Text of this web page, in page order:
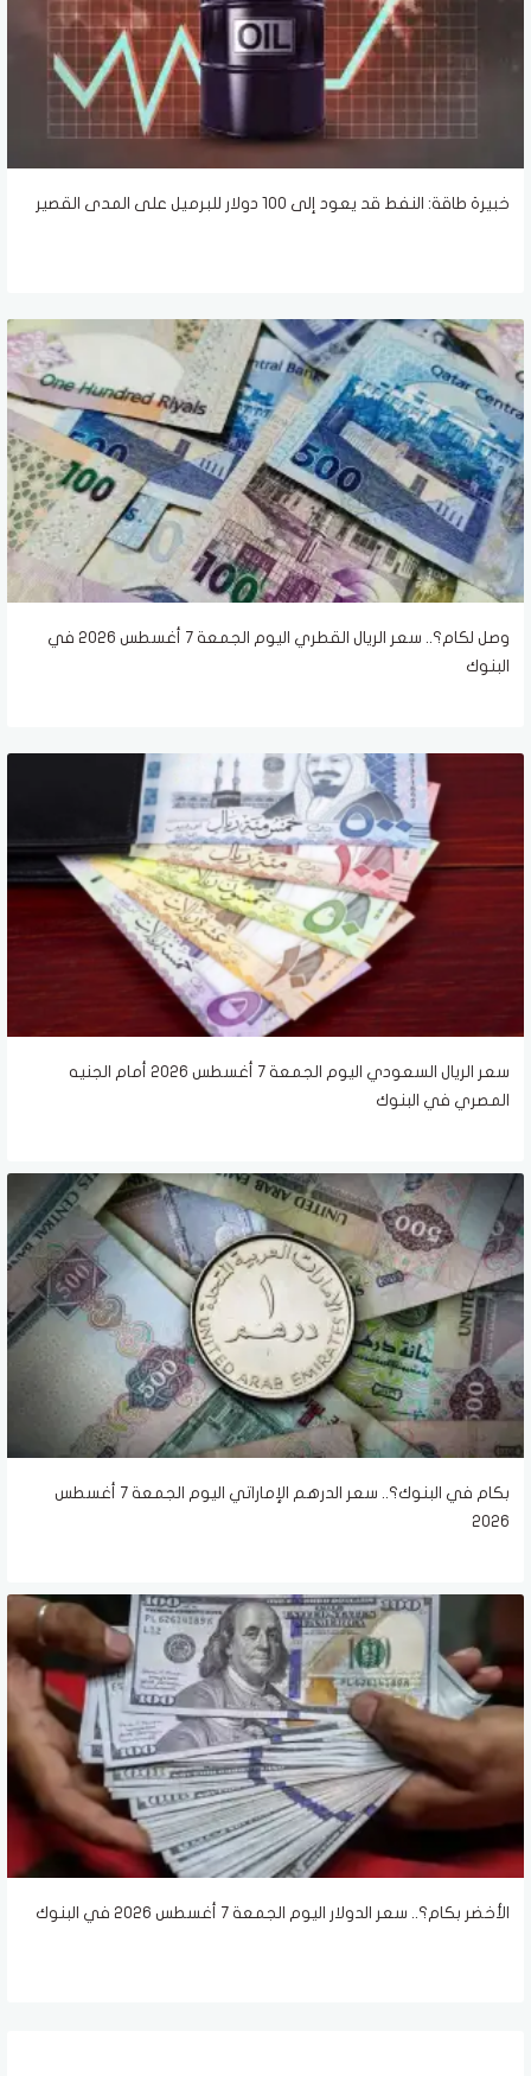
خبيرة طاقة: النفط قد يعود إلى 100 دولار للبرميل على المدى القصير
وصل لكام؟.. سعر الريال القطري اليوم الجمعة 7 أغسطس 2026 في
البنوك
سعر الريال السعودي اليوم الجمعة 7 أغسطس 2026 أمام الجنيه
المصري في البنوك
بكام في البنوك؟.. سعر الدرهم الإماراتي اليوم الجمعة 7 أغسطس
2026
الأخضر بكام؟.. سعر الدولار اليوم الجمعة 7 أغسطس 2026 في البنوك